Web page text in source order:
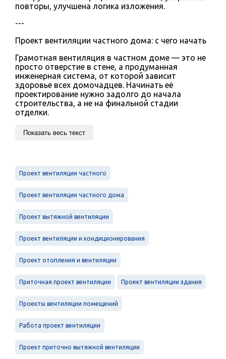
повторы, улучшена логика изложения.
---
Проект вентиляции частного дома: с чего начать
Грамотная вентиляция в частном доме — это не
просто отверстие в стене, а продуманная
инженерная система, от которой зависит
здоровье всех домочадцев. Начинать её
проектирование нужно задолго до начала
строительства, а не на финальной стадии
отделки.
Показать весь текст
Проект вентиляции частного
Проект вентиляции частного дома
Проект вытяжной вентиляции
Проект вентиляции и кондиционирования
Проект отопления и вентиляции
Приточная проект вентиляции Проект вентиляции здания
Проекты вентиляции помещений
Работа проект вентиляции
Проект приточно вытяжной вентиляции